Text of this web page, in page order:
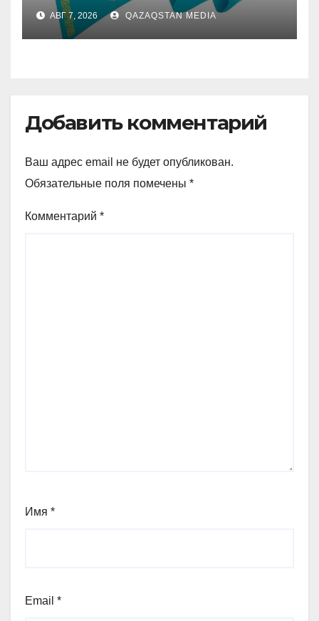
Запущен онлайн-сервис
АВГ 7, 2026 QAZAQSTAN MEDIA
Добавить комментарий
Ваш адрес email не будет опубликован.
Обязательные поля помечены *
Комментарий *
Имя *
Email *